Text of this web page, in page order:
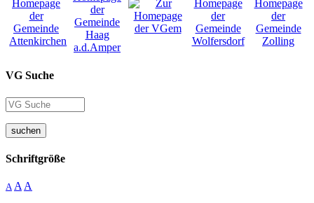
VG Suche
suchen
Schriftgröße
A A A